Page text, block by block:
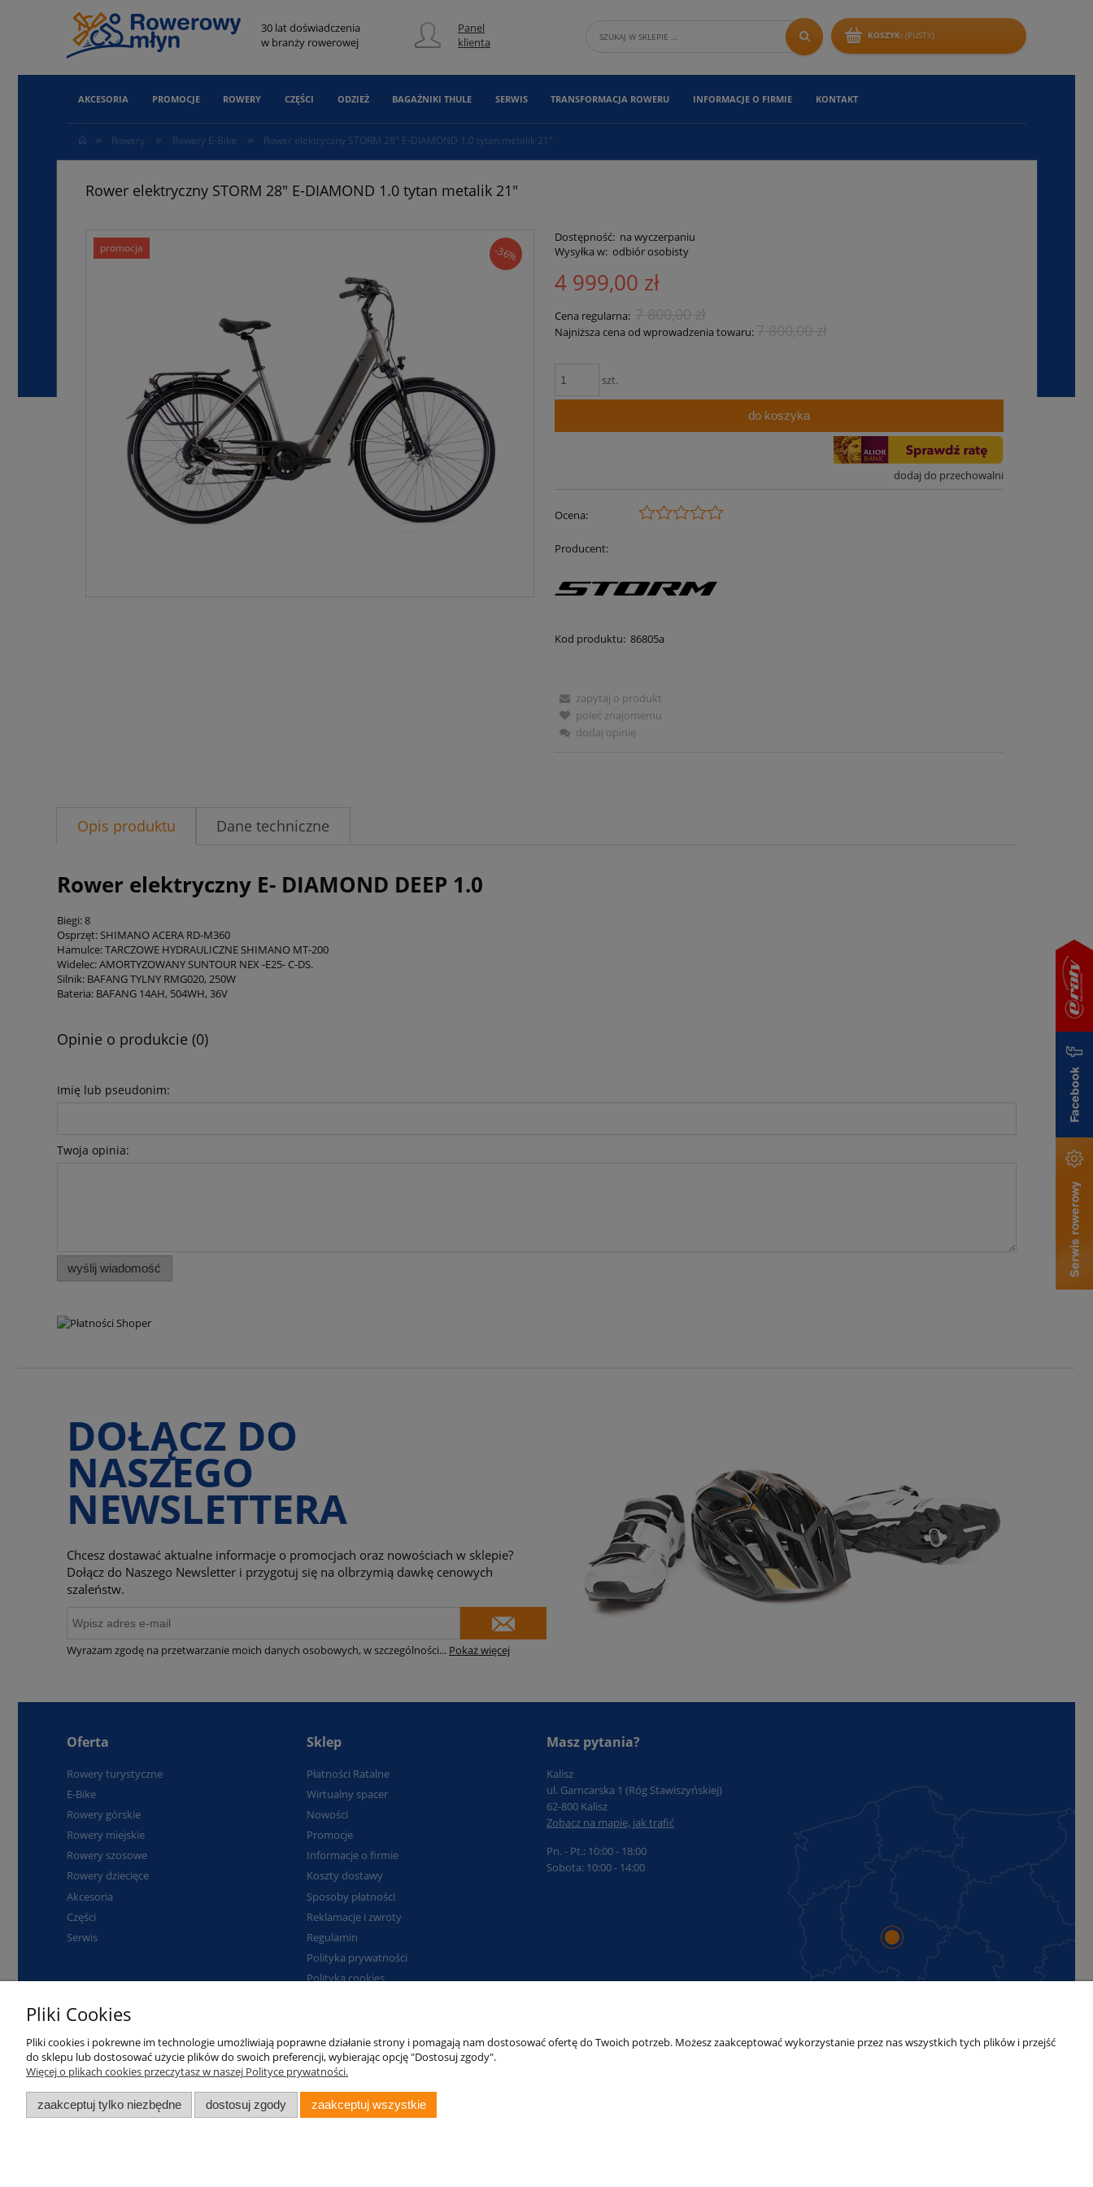
30 lat doświadczenia
w branży rowerowej
KOSZYK: (PUSTY)
Panel
klienta
AKCESORIA PROMOCJE ROWERY CZĘŚCI ODZIEŻ BAGAŻNIKI THULE SERWIS TRANSFORMACJA ROWERU INFORMACJE O FIRMIE KONTAKT
» Rowery » Rowery E-Bike » Rower elektryczny STORM 28" E-DIAMOND 1.0 tytan metalik 21"
Rower elektryczny STORM 28" E-DIAMOND 1.0 tytan metalik 21"
promocja -36%
Dostępność: na wyczerpaniu
Wysyłka w: odbiór osobisty
4 999,00 zł
Cena regularna: 7 800,00 zł
Najniższa cena od wprowadzenia towaru:7 800,00 zł
szt.
do koszyka
dodaj do przechowalni
Ocena:
Producent:
Kod produktu: 86805a
zapytaj o produkt
poleć znajomemu
dodaj opinię
Opis produktu Dane techniczne
Rower elektryczny E- DIAMOND DEEP 1.0
Biegi:8
Osprzęt:SHIMANO ACERA RD-M360
Hamulce:TARCZOWE HYDRAULICZNE SHIMANO MT-200
Widelec:AMORTYZOWANY SUNTOUR NEX -E25- C-DS.
Silnik: BAFANG TYLNY RMG020, 250W
Bateria: BAFANG 14AH, 504WH, 36V
Opinie o produkcie (0)
Imię lub pseudonim:
Twoja opinia:
wyślij wiadomość
DOŁĄCZ DO
NASZEGO
NEWSLETTERA
Chcesz dostawać aktualne informacje o promocjach oraz nowościach w sklepie?
Dołącz do Naszego Newsletter i przygotuj się na olbrzymią dawkę cenowych
szaleństw.
Wyrażam zgodę na przetwarzanie moich danych osobowych, w szczególności... Pokaż więcej
Oferta
Rowery turystyczne
E-Bike
Rowery górskie
Rowery miejskie
Rowery szosowe
Rowery dziecięce
Akcesoria
Części
Serwis
Sklep
Płatności Ratalne
Wirtualny spacer
Nowości
Promocje
Informacje o firmie
Koszty dostawy
Sposoby płatności
Reklamacje i zwroty
Regulamin
Polityka prywatności
Polityka cookies
Masz pytania?
Kalisz
ul. Garncarska 1 (Róg Stawiszyńskiej)
62-800 Kalisz
Zobacz na mapie, jak trafić
Pn. - Pt.: 10:00 - 18:00
Sobota: 10:00 - 14:00
Kalisz690 180 533
Serwis797 688 607
Napisz do nas:
sklep@rowerowymlyn.pl
serwis@rowerowymlyn.pl
Pliki Cookies
Pliki cookies i pokrewne im technologie umożliwiają poprawne działanie strony i pomagają nam dostosować ofertę do Twoich potrzeb. Możesz zaakceptować wykorzystanie przez nas wszystkich tych plików i przejść
do sklepu lub dostosować użycie plików do swoich preferencji, wybierając opcję "Dostosuj zgody".
Więcej o plikach cookies przeczytasz w naszej Polityce prywatności.
zaakceptuj tylko niezbędne dostosuj zgody zaakceptuj wszystkie